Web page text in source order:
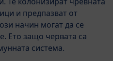
и предпазват от
начин могат да се
Ето защо червата са
система.